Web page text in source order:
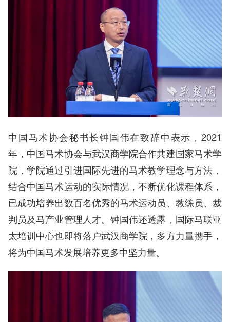
中国马术协会秘书长钟国伟在致辞中表示，2021
年，中国马术协会与武汉商学院合作共建国家马术学
院，学院通过引进国际先进的马术教学理念与方法，
结合中国马术运动的实际情况，不断优化课程体系，
已成功培养出数百名优秀的马术运动员、教练员、裁
判员及马产业管理人才。钟国伟还透露，国际马联亚
太培训中心也即将落户武汉商学院，多方力量携手，
将为中国马术发展培养更多中坚力量。